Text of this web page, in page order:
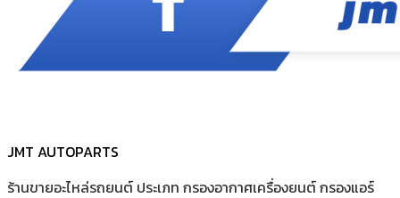
JMT AUTOPARTS
ร้านขายอะไหล่รถยนต์ ประเภท กรองอากาศเครื่องยนต์ กรองแอร์